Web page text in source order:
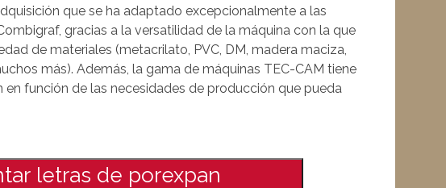
que se ha adaptado excepcionalmente a las
gracias a la versatilidad de la máquina con la que
de materiales (metacrilato, PVC, DM, madera maciza,
más). Además, la gama de máquinas TEC-CAM tiene
función de las necesidades de producción que pueda
letras de porexpan